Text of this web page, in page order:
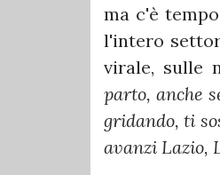
ma c'è
l'intero
virale, sulle
parto, anche
gridando, ti
avanzi Lazio,